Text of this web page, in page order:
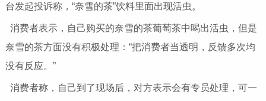
台发起投诉称，“奈雪的茶”饮料里面出现活虫。
消费者表示，自己购买的奈雪的茶葡萄茶中喝出活虫，但是
奈雪的茶方面没有积极处理：“把消费者当透明，反馈多次均
没有反应。”
消费者称，自己到了现场后，对方表示会有专员处理，可一